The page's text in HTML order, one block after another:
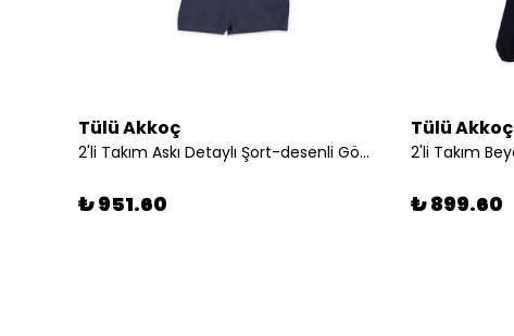
Tülü Akkoç
2'li Takım Askı Detaylı Şort-desenli Gömlek
₺ 951.60
Tülü Akkoç
₺ 899.60